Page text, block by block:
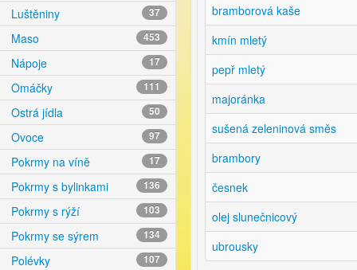
Luštěniny 37
Maso 453
Nápoje 17
Omáčky 111
Ostrá jídla 50
Ovoce 97
Pokrmy na víně 17
Pokrmy s bylinkami 136
Pokrmy s rýží 103
Pokrmy se sýrem 134
Polévky 107
bramborová kaše
kmín mletý
pepř mletý
majoránka
sušená zeleninová směs
brambory
česnek
olej slunečnicový
ubrousky